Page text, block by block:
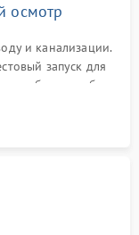
осмотр
и канализации.
запуск для
сбоев в работе